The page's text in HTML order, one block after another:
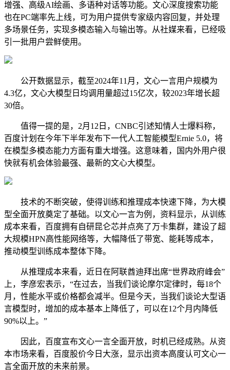
增强、高级AI绘画、多语种对话等功能。文心深度搜索功能
也在PC端率先上线，可为用户提供专家级内容回复，并处理
多场景任务，实现多模态输入与输出等。从社媒来看，已经吸
引一批用户尝鲜使用。
公开数据显示，截至2024年11月，文心一言用户规模为
4.3亿，文心大模型日均调用量超过15亿次，较2023年增长超
30倍。
值得一提的是，2月12日，CNBC引述知情人士爆料称，
百度计划在今年下半年发布下一代人工智能模型Ernie 5.0，将
在模型多模态能力方面有重大增强。这意味着，国内外用户很
快就有机会体验最强、最新的文心大模型。
技术的不断突破，使得训练和推理成本快速下降，为大模
型全面开放奠定了基础。以文心一言为例，资料显示，从训练
成本来看，百度拥有自研昆仑芯并点亮了万卡集群，建设了超
大规模HPN高性能网络等，大幅降低了带宽、能耗等成本，
推动模型训练成本整体下降。
从推理成本来看，近日在阿联酋迪拜出席“世界政府峰会”
上，李彦宏表示，“在过去，当我们谈论摩尔定律时，每18个
月，性能水平或价格都会减半。但是今天，当我们谈论大型语
言模型时，增加的成本基本上降低了，可以在12个月内降低
90%以上。”
因此，百度宣布文心一言全面开放，时机已经成熟。从资
本市场来看，百度股价今日大涨，显示出资本高度认可文心一
言全面开放的未来前景。